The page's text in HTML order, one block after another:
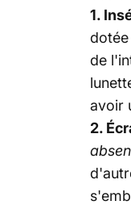
1.
de
avoir
2.